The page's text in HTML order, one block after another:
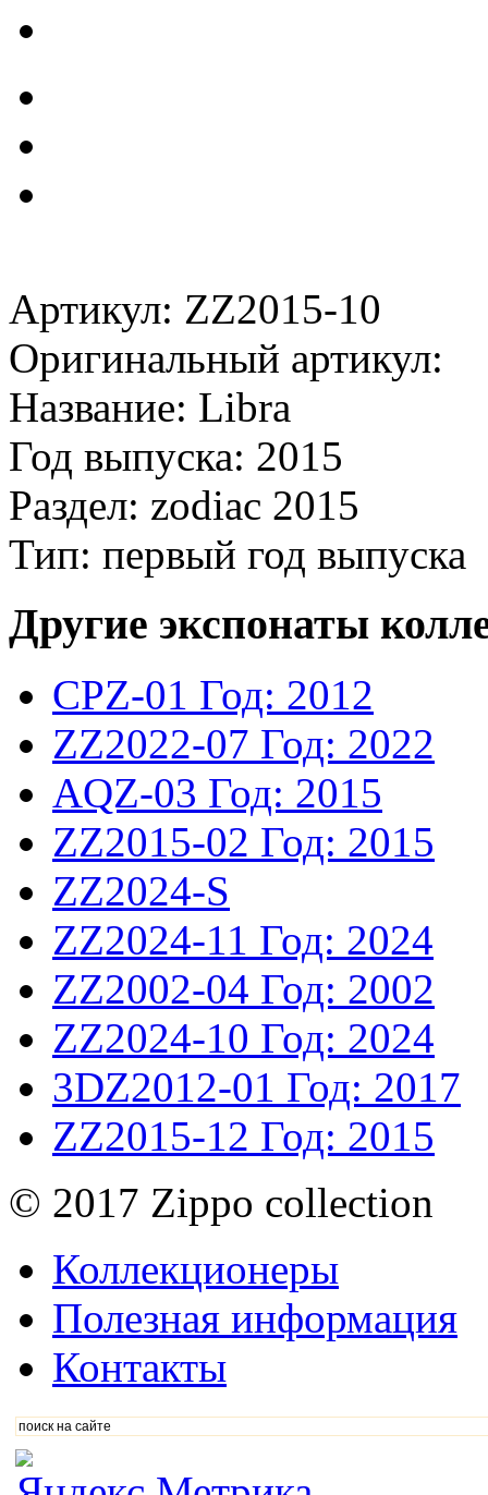
Артикул: ZZ2015-10
Оригинальный артикул:
Название: Libra
Год выпуска: 2015
Раздел: zodiac 2015
Тип: первый год выпуска
Другие экспонаты
CPZ-01 Год: 2012
ZZ2022-07 Год: 2022
AQZ-03 Год: 2015
ZZ2015-02 Год: 2015
ZZ2024-S
ZZ2024-11 Год: 2024
ZZ2002-04 Год: 2002
ZZ2024-10 Год: 2024
3DZ2012-01 Год: 2017
ZZ2015-12 Год: 2015
© 2017 Zippo collection
Коллекционеры
Полезная информация
Контакты